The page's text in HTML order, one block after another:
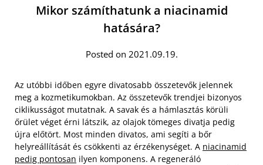
Mikor számíthatunk a niacinamid
hatására?
Posted on 2021.09.19.
Az utóbbi időben egyre divatosabb összetevők jelennek
meg a kozmetikumokban. Az összetevők trendjei bizonyos
ciklikusságot mutatnak. A savak és a hámlasztás körüli
őrület véget érni látszik, az olajok tömeges divatja pedig
újra előtört. Most minden divatos, ami segíti a bőr
helyreállítását és csökkenti az érzékenységet. A niacinamid
pedig pontosan ilyen komponens. A regeneráló